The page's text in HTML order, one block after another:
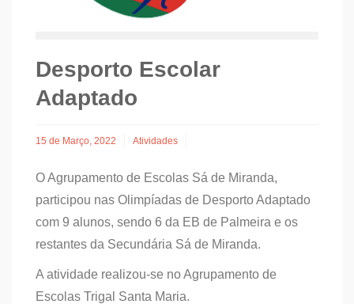
Desporto Escolar
Adaptado
15 de Março, 2022 Atividades
O Agrupamento de Escolas Sá de Miranda,
participou nas Olimpíadas de Desporto Adaptado
com 9 alunos, sendo 6 da EB de Palmeira e os
restantes da Secundária Sá de Miranda.
A atividade realizou-se no Agrupamento de
Escolas Trigal Santa Maria.